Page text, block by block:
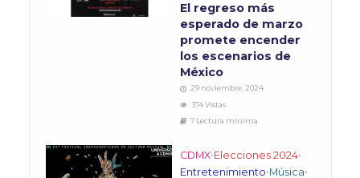
El regreso más
esperado de marzo
promete encender
los escenarios de
México
29 noviembre, 2024
374 Vistas
7 Lectura mínima
CDMX•Elecciones 2024•
Entretenimiento•Música•